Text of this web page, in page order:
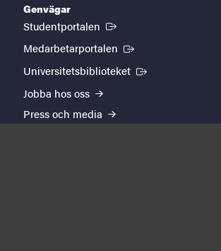
Genvägar
Studentportalen (Extern länk)
Medarbetarportalen (Extern länk)
Universitetsbiblioteket (Extern länk)
Jobba hos oss
Press och media